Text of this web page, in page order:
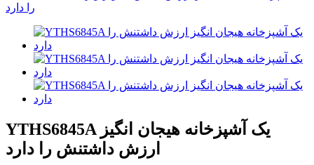
YTHS6845A یک آشپزخانه هیجان انگیز
ارزش داشتنش را دارد